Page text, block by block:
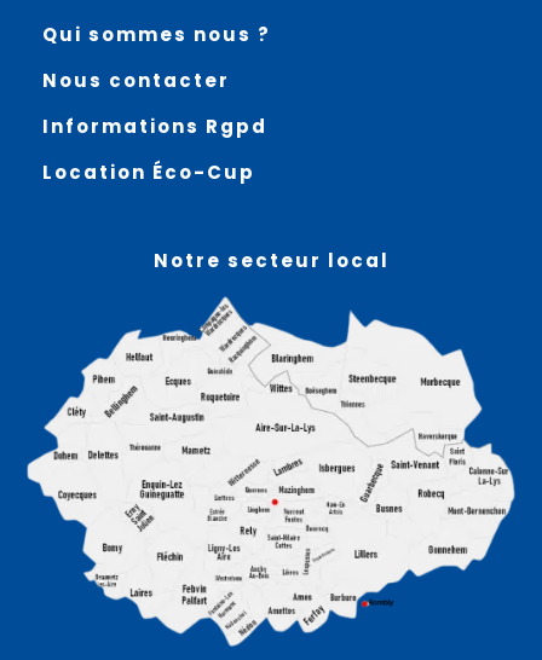
Qui sommes nous ?
Nous contacter
Informations Rgpd
Location Éco-Cup
Notre secteur local